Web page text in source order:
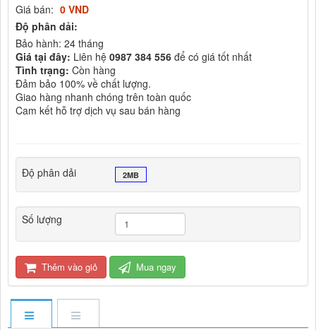
Giá bán: 0 VND
Độ phân dải:
Bảo hành: 24 tháng
Giá tại đây: Liên hệ 0987 384 556 để có giá tốt nhất
Tình trạng: Còn hàng
Đảm bảo 100% về chất lượng.
Giao hàng nhanh chóng trên toàn quốc
Cam kết hỗ trợ dịch vụ sau bán hàng
Độ phân dải 2MB
Số lượng
Thêm vào giỏ Mua ngay